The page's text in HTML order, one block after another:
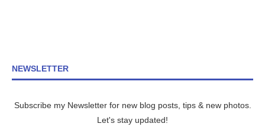
NEWSLETTER
Subscribe my Newsletter for new blog posts, tips & new photos.
Let's stay updated!